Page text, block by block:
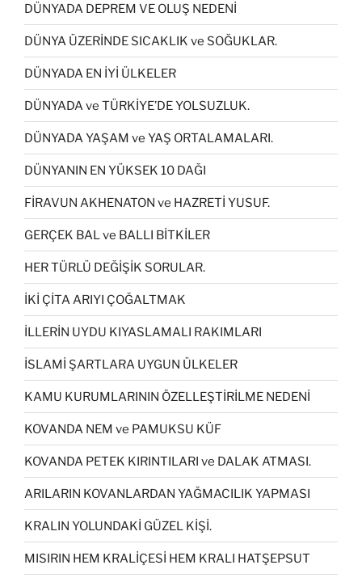
DÜNYADA DEPREM VE OLUŞ NEDENİ
DÜNYA ÜZERİNDE SICAKLIK ve SOĞUKLAR.
DÜNYADA EN İYİ ÜLKELER
DÜNYADA ve TÜRKİYE’DE YOLSUZLUK.
DÜNYADA YAŞAM ve YAŞ ORTALAMALARI.
DÜNYANIN EN YÜKSEK 10 DAĞI
FİRAVUN AKHENATON ve HAZRETİ YUSUF.
GERÇEK BAL ve BALLI BİTKİLER
HER TÜRLÜ DEĞİŞİK SORULAR.
İKİ ÇİTA ARIYI ÇOĞALTMAK
İLLERİN UYDU KIYASLAMALI RAKIMLARI
İSLAMİ ŞARTLARA UYGUN ÜLKELER
KAMU KURUMLARININ ÖZELLEŞTİRİLME NEDENİ
KOVANDA NEM ve PAMUKSU KÜF
KOVANDA PETEK KIRINTILARI ve DALAK ATMASI.
ARILARIN KOVANLARDAN YAĞMACILIK YAPMASI
KRALIN YOLUNDAKİ GÜZEL KİŞİ.
MISIRIN HEM KRALİÇESİ HEM KRALI HATŞEPSUT